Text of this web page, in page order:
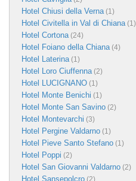
Hotel Chiusi della Verna(1)
Hotel Civitella in Val di Chiana(1)
Hotel Cortona(24)
Hotel Foiano della Chiana(4)
Hotel Laterina(1)
Hotel Loro Ciuffenna(2)
Hotel LUCIGNANO (1)
Hotel Monte Benichi (1)
Hotel Monte San Savino (2)
Hotel Montevarchi (3)
Hotel Pergine Valdarno (1)
Hotel Pieve Santo Stefano (1)
Hotel Poppi (2)
Hotel San Giovanni Valdarno (2)
Hotel Sansepolcro (2)